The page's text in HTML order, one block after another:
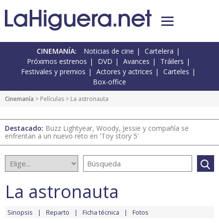
CINEMANÍA: Noticias de cine
Cartelera
Próximos estrenos
DVD Avances
Tráilers
Festivales y premios
Actores y actrices
Carteles
Box-office
Cinemanía > Películas > La astronauta
Destacado: Buzz Lightyear, Woody, Jessie y compañía se
enfrentan a un nuevo reto en 'Toy story 5'
La astronauta
Sinopsis Reparto Ficha técnica Fotos